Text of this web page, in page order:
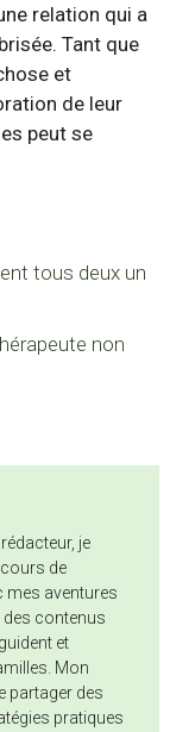
relation qui a
Tant que
et
de leur
peut se
tous deux un
non
je
de
mes aventures
des contenus
et
Mon
partager des
pratiques